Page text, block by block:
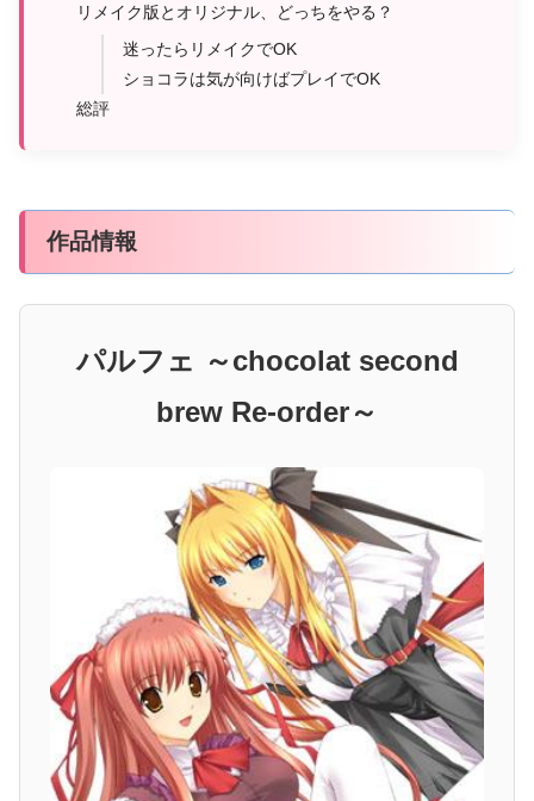
リメイク版とオリジナル、どっちをやる？
迷ったらリメイクでOK
ショコラは気が向けばプレイでOK
総評
作品情報
パルフェ ～chocolat second
brew Re-order～